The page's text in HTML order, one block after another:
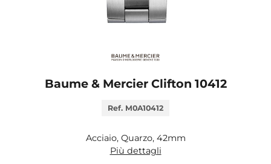
Baume & Mercier Clifton 10412
Ref. M0A10412
Acciaio, Quarzo, 42mm
Più dettagli